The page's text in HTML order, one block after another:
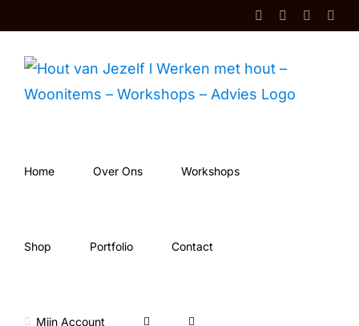
inhoud
FacebookInstagram
Shop
Home Over Ons Workshops
Shop Portfolio Contact
Mijn Account